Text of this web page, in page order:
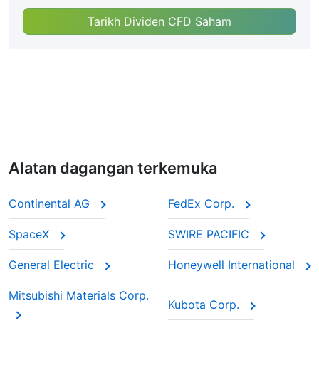
Tarikh Dividen CFD Saham
Alatan dagangan terkemuka
Continental AG FedEx Corp.
SpaceX SWIRE PACIFIC
General Electric Honeywell International
Mitsubishi Materials Corp.
Kubota Corp.